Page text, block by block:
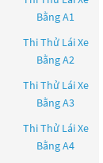
Bằng A1
Thi Thử Lái Xe
Bằng A2
Thi Thử Lái Xe
Bằng A3
Thi Thử Lái Xe
Bằng A4